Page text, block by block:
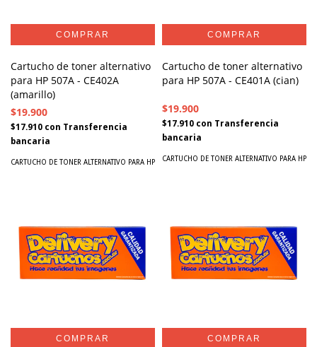
Cartucho de toner alternativo
para HP 507A - CE402A
(amarillo)
$19.900
$17.910 con Transferencia
bancaria
CARTUCHO DE TONER ALTERNATIVO PARA HP
Cartucho de toner alternativo
para HP 507A - CE401A (cian)
$19.900
$17.910 con Transferencia
bancaria
CARTUCHO DE TONER ALTERNATIVO PARA HP